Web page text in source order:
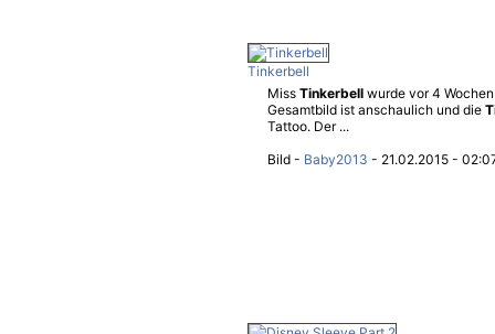
Tinkerbell
Miss Tinkerbell wurde vor 4
Gesamtbild ist anschaulich und die
Tattoo. Der ...
Bild - Baby2013 - 21.02.2015 -